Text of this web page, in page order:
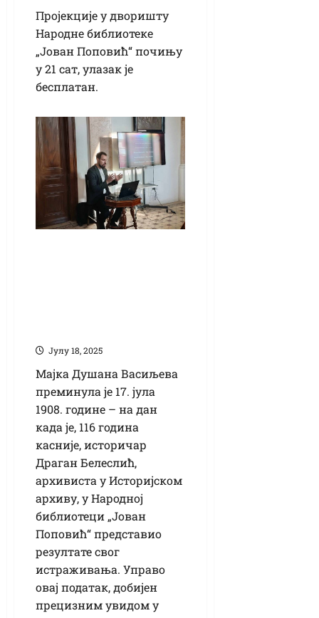
Пројекције у дворишту
Народне библиотеке
„Јован Поповић“ почињу
у 21 сат, улазак је
бесплатан.
Јулy 18, 2025
Мајка Душана Васиљева
преминула је 17. јула
1908. године – на дан
када је, 116 година
касније, историчар
Драган Белеслић,
архивиста у Историјском
архиву, у Народној
библиотеци „Јован
Поповић“ представио
резултате свог
истраживања. Управо
овај податак, добијен
прецизним увидом у